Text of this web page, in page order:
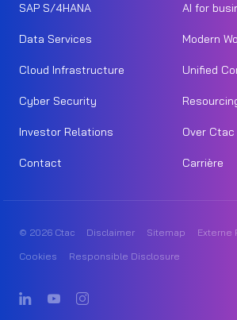
SAP S/4HANA AI for
Data Services Modern
Cloud Infrastructure Unified
Cyber Security
Investor Relations Over Ctac
Contact Carrière
© 2026 Ctac Disclaimer Sitemap
Externe
Cookies
Responsible Disclosure